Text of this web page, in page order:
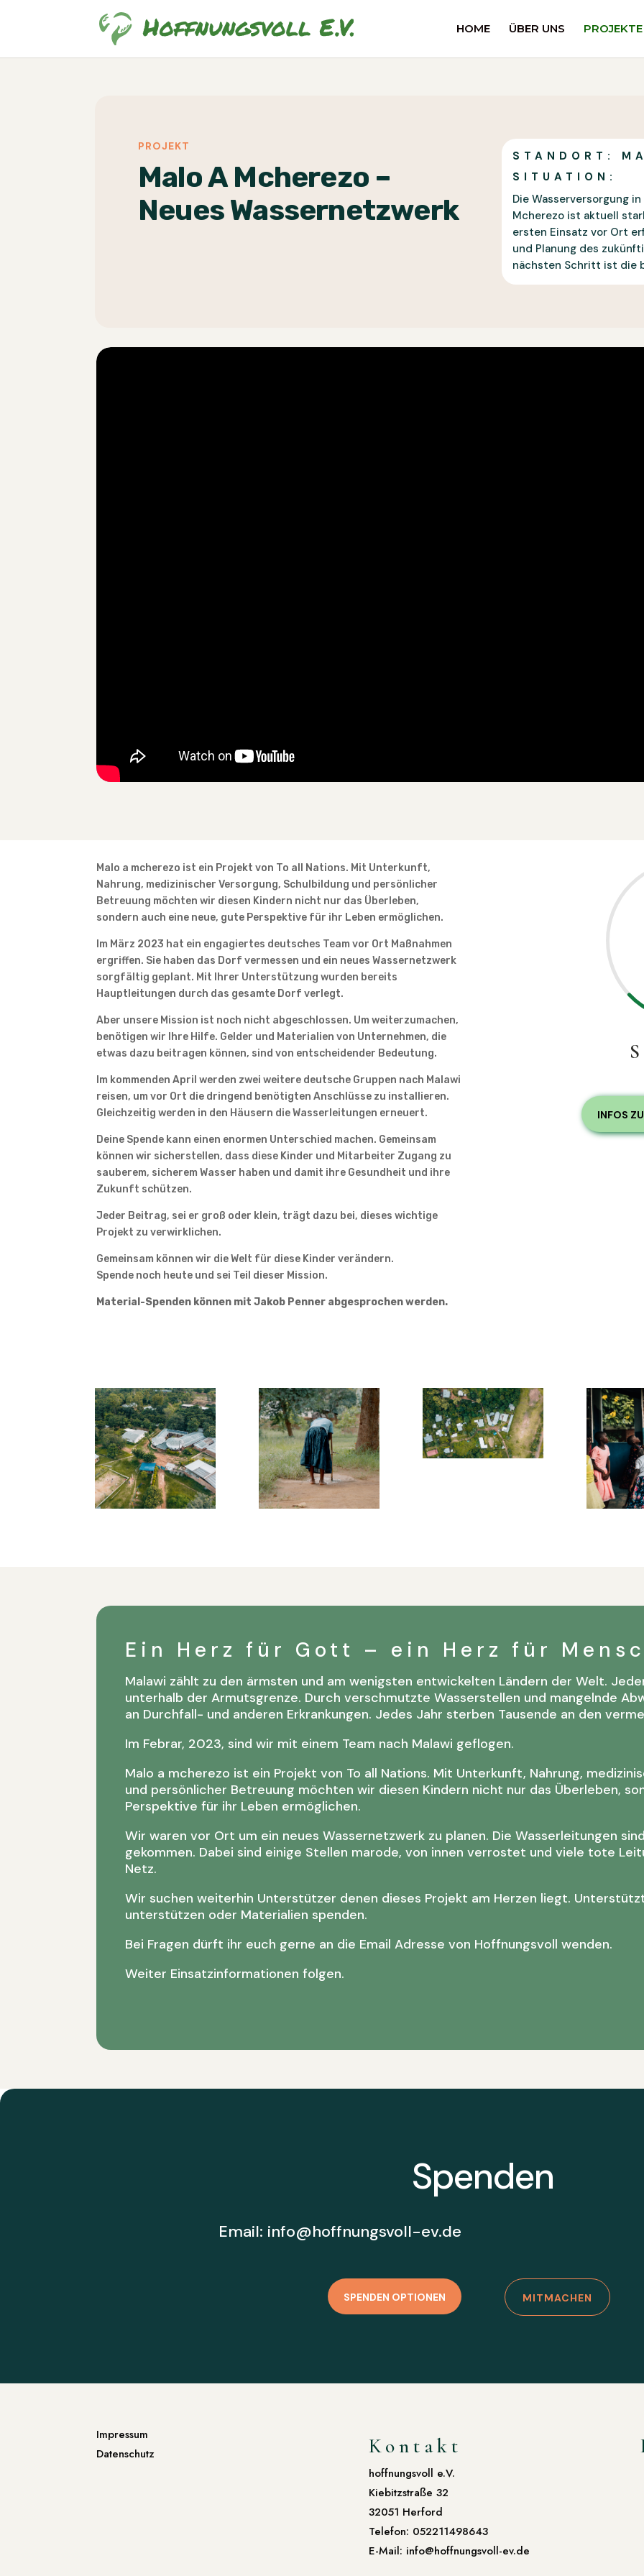
HOME ÜBER UNS PROJEKTE
PROJEKT
Malo A Mcherezo –
Neues Wassernetzwerk
STANDORT:
SITUATION:
Die Wasserversorgung
Mcherezo ist aktuell
ersten Einsatz vor Ort
und Planung des
nächsten Schritt ist die
Malo a mcherezo ist ein Projekt von To all Nations. Mit Unterkunft,
Nahrung, medizinischer Versorgung, Schulbildung und persönlicher
Betreuung möchten wir diesen Kindern nicht nur das Überleben,
sondern auch eine neue, gute Perspektive für ihr Leben ermöglichen.
Im März 2023 hat ein engagiertes deutsches Team vor Ort Maßnahmen
ergriffen. Sie haben das Dorf vermessen und ein neues Wassernetzwerk
sorgfältig geplant. Mit Ihrer Unterstützung wurden bereits
Hauptleitungen durch das gesamte Dorf verlegt.
Aber unsere Mission ist noch nicht abgeschlossen. Um weiterzumachen,
benötigen wir Ihre Hilfe. Gelder und Materialien von Unternehmen, die
etwas dazu beitragen können, sind von entscheidender Bedeutung.
Im kommenden April werden zwei weitere deutsche Gruppen nach Malawi
reisen, um vor Ort die dringend benötigten Anschlüsse zu installieren.
Gleichzeitig werden in den Häusern die Wasserleitungen erneuert.
Deine Spende kann einen enormen Unterschied machen. Gemeinsam
können wir sicherstellen, dass diese Kinder und Mitarbeiter Zugang zu
sauberem, sicherem Wasser haben und damit ihre Gesundheit und ihre
Zukunft schützen.
Jeder Beitrag, sei er groß oder klein, trägt dazu bei, dieses wichtige
Projekt zu verwirklichen.
Gemeinsam können wir die Welt für diese Kinder verändern.
Spende noch heute und sei Teil dieser Mission.
Material-Spenden können mit Jakob Penner abgesprochen werden.
INFOS
Ein Herz für Gott – ein Herz für
Malawi zählt zu den ärmsten und am wenigsten entwickelten Ländern der Welt.
unterhalb der Armutsgrenze. Durch verschmutzte Wasserstellen und mangelnde
an Durchfall- und anderen Erkrankungen. Jedes Jahr sterben Tausende an den
Im Febrar, 2023, sind wir mit einem Team nach Malawi geflogen.
Malo a mcherezo ist ein Projekt von To all Nations. Mit Unterkunft, Nahrung,
und persönlicher Betreuung möchten wir diesen Kindern nicht nur das Überleben,
Perspektive für ihr Leben ermöglichen.
Wir waren vor Ort um ein neues Wassernetzwerk zu planen. Die Wasserleitungen
gekommen. Dabei sind einige Stellen marode, von innen verrostet und viele tote
Netz.
Wir suchen weiterhin Unterstützer denen dieses Projekt am Herzen liegt.
unterstützen oder Materialien spenden.
Bei Fragen dürft ihr euch gerne an die Email Adresse von Hoffnungsvoll wenden.
Weiter Einsatzinformationen folgen.
Spenden
Email: info@hoffnungsvoll-ev.de
SPENDEN OPTIONEN MITMACHEN
Impressum
Datenschutz
Kontakt
hoffnungsvoll e.V.
Kiebitzstraße 32
32051 Herford
Telefon: 052211498643
E-Mail: info@hoffnungsvoll-ev.de